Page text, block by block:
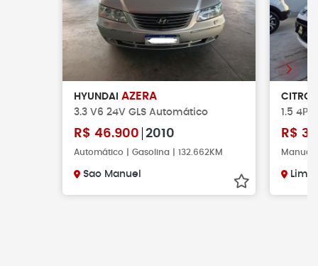
HYUNDAI AZERA
3.3 V6 24V GLS Automático
R$ 46.900 2010
Automático | Gasolina | 132.662KM
Sao Manuel
1.5 4P
R$
Manual